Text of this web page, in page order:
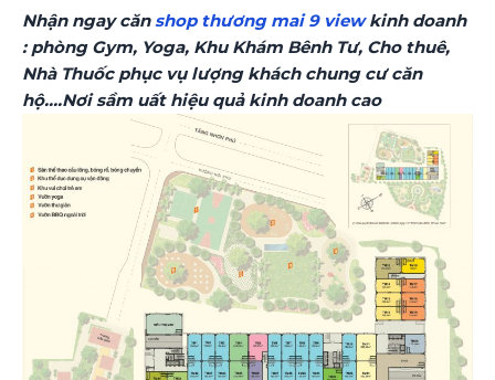
Nhận ngay cănshop thương mai 9 viewkinh doanh
: phòng Gym, Yoga, Khu Khám Bênh Tư, Cho thuê,
Nhà Thuốc phục vụ lượng khách chung cư căn
hộ….Nơi sầm uất hiệu quả kinh doanh cao